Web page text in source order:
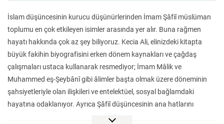
Klasik Bilim
İslam düşüncesinin kurucu düşünürlerinden İmam Şâfiî müslüman
toplumu en çok etkileyen isimler arasında yer alır. Buna rağmen
hayatı hakkında çok az şey biliyoruz. Kecia Ali, elinizdeki kitapta
büyük fakihin biyografisini erken dönem kaynakları ve çağdaş
çalışmaları ustaca kullanarak resmediyor; İmam Mâlik ve
Muhammed eş-Şeybânî gibi âlimler başta olmak üzere döneminin
şahsiyetleriyle olan ilişkileri ve entelektüel, sosyal bağlamdaki
hayatına odaklanıyor. Ayrıca Şâfiî düşüncesinin ana hatlarını
teşekkül döneminin canlı tartışmaları üzerinden, düşünürün kendi